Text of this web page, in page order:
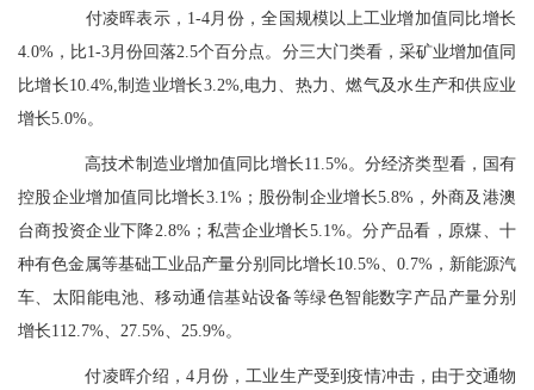
付凌晖表示，1-4月份，全国规模以上工业增加值同比增长
4.0%，比1-3月份回落2.5个百分点。分三大门类看，采矿业增加值同
比增长10.4%,制造业增长3.2%,电力、热力、燃气及水生产和供应业
增长5.0%。
高技术制造业增加值同比增长11.5%。分经济类型看，国有
控股企业增加值同比增长3.1%；股份制企业增长5.8%，外商及港澳
台商投资企业下降2.8%；私营企业增长5.1%。分产品看，原煤、十
种有色金属等基础工业品产量分别同比增长10.5%、0.7%，新能源汽
车、太阳能电池、移动通信基站设备等绿色智能数字产品产量分别
增长112.7%、27.5%、25.9%。
付凌晖介绍，4月份，工业生产受到疫情冲击，由于交通物